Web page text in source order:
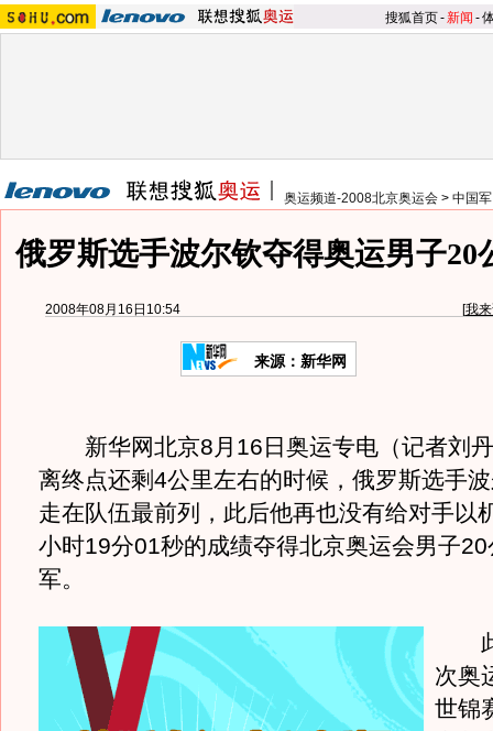
搜狐首页-新闻 -
奥运频道-2008北京奥运会 > 中国
俄罗斯选手波尔钦夺得奥运男子20
2008年08月16日10:54 [我
来源：新华网
新华网北京8月16日奥运专电（记者刘丹
离终点还剩4公里左右的时候，俄罗斯选手
走在队伍最前列，此后他再也没有给对手以
小时19分01秒的成绩夺得北京奥运会男子
军。
此
次奥
世锦